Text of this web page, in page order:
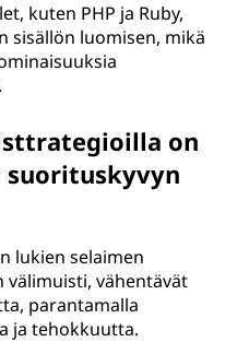
kuten PHP ja Ruby,
sisällön luomisen, mikä
on
lukien selaimen
välimuisti, vähentävät
parantamalla
ja tehokkuutta.